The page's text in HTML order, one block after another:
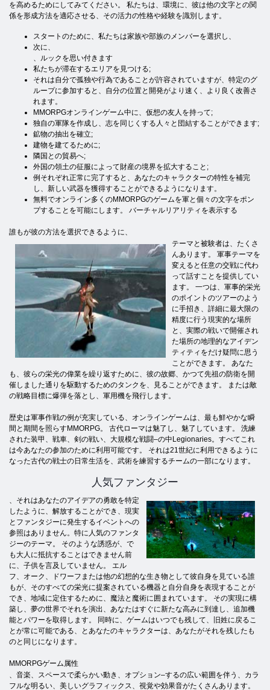
を高めるためにしてみてください。 私たちは、環境に、彼は他の文字との関
係を形成方法を適応させる、その活力の性格や経験を識別します。
スタートのために、私たちは家族や部族のメンバーを選択し、
次に、
、ルックを思い付きます
私たちが滞在するエリアを見つける;
それは自分で孤独や行為であることが許容されていますが、特定のグ
ループに参加すると、自分の位置と開発がより速く、より良く改善さ
れます。
MMORPGオンラインゲーム中に、仮想の友人を持って;
独自の軍隊を作成し、志を同じくする人々と団結することができます;
鉱物の抽出を確立;
建物を建てるために;
隣国との貿易へ;
外国の領土の征服によって財産の境界を拡大すること;
例それぞれ正常に完了すると、あなたのキャラクターの特性を補完
し、新しい武器を獲得することができるようになります。
無料でオンライン多くのMMORPGのゲームを軍と個々の文字をポン
プすることを可能にします。 バーチャルリアリティを表示する
誰もが彼の方法を選択できるように、
テーマと被験者は、たくさ
んあり​​ます。 軍事テーマを
変えると任意の交戦に代わ
って話すことを提供してい
ます。 一つは、軍事的栄光
のポイントのツアーのよう
に手招き、詳細に最大限の
精度に行う現実的な場所
と、実際の戦いで開催され
た場所の地理的なアイデン
ティティをだけ疑問に思う
ことができます。 あなた
も、彼らの栄光の偉業を繰り返すために、彼の故郷、かつて先祖の防衛を開
催しました通りを駆動するためのタンクを、見ることができます。 または敵
の戦略目標に爆弾を落とし、軍用機を飛行します。
歴史は軍事作戦の例が充実している、オンラインゲームは、最も鮮やかな瞬
間と期間を照らすMMORPG。 古代ローマは魅了し、魅了しています。 洗練
された装甲、戦車、剣の戦い、大規模な戦闘–の中Legionaries。すべてこれ
は今あなたの参加のために利用可能です。 それは21世紀に利用できるように
なった古代の戦士の日常生活を、武術を練習するチームの一部になります。
人気ファンタジー
、それはあなたのアイデアの勇敢を特定
したように、解放することができ、現実
とファンタジーに発生するイベントへの
参照はありません。特に人気のファンタ
ジーのテーマ。 そのような誘惑が、で
も大人に抵抗することはできません前
に、子供を言及していません。 エル
フ、オーク、ドワーフまたは他の幻想的な生き物として彼自身を見ている誰
もが、そのすべての栄光に提案されている機器と自分自身を表現することが
でき、地域に定住するために、魔法と魔術に囲まれています。 その実現に構
築し、夢の世界でそれを演出、あなたはすぐに新たな高みに到達し、追加機
能とパワーを取得します。 同時に、ゲームはいつでも残して、旧姓に戻るこ
とが常に可能である、とあなたのキャラクターは、あなたがそれを残したも
のと同じになります。
MMORPGゲーム属性
、音楽、スペースで柔らかい動き、オプション–するの広い範囲を伴う、カラ
フルな明るい、美しいグラフィックス、視覚や効果音がたくさんあり​​ます。